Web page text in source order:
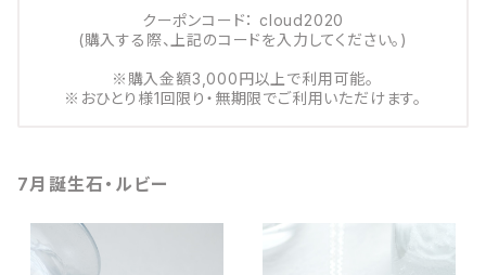
クーポンコード： cloud2020
(購入する際、上記のコードを入力してください。)
※購入金額3,000円以上で利用可能。
※おひとり様1回限り・無期限でご利用いただけます。
7月誕生石・ルビー